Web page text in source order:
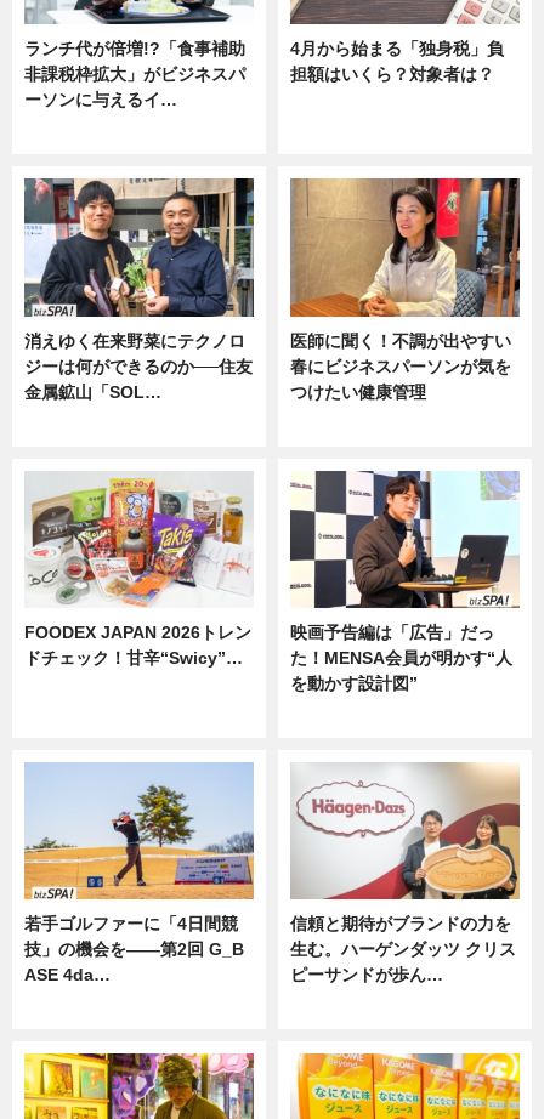
ランチ代が倍増!?「食事補助
非課税枠拡大」がビジネスパ
ーソンに与えるイ…
4月から始まる「独身税」負
担額はいくら？対象者は？
消えゆく在来野菜にテクノロ
ジーは何ができるのか──住友
金属鉱山「SOL…
医師に聞く！不調が出やすい
春にビジネスパーソンが気を
つけたい健康管理
FOODEX JAPAN 2026トレン
ドチェック！甘辛“Swicy”…
映画予告編は「広告」だっ
た！MENSA会員が明かす“人
を動かす設計図”
若手ゴルファーに「4日間競
技」の機会を——第2回 G_B
ASE 4da…
信頼と期待がブランドの力を
生む。ハーゲンダッツ クリス
ピーサンドが歩ん…